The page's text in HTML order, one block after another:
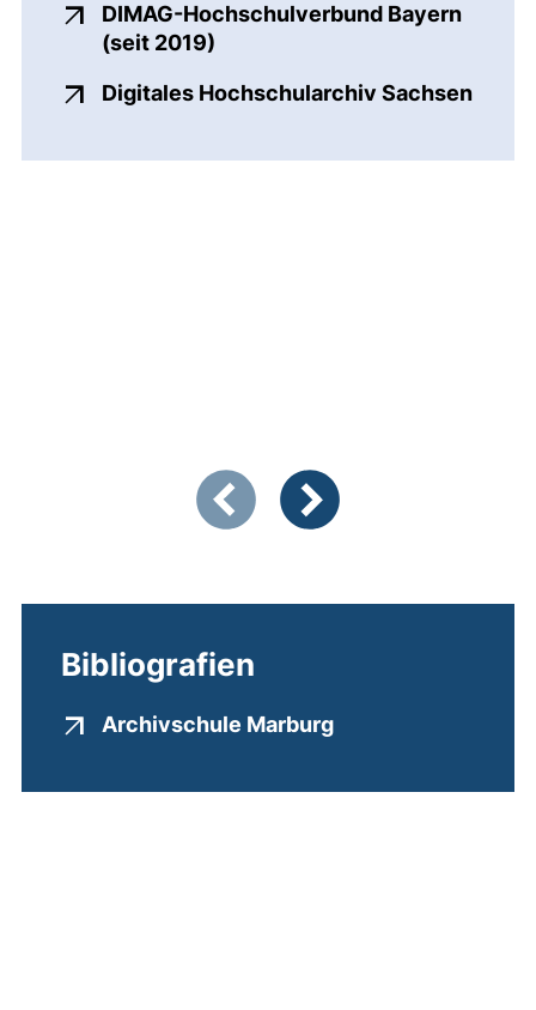
DIMAG-Hochschulverbund Bayern
(seit 2019)
Digitales Hochschularchiv Sachsen
Zeigt Folie 1 von 3
Bibliografien
Archivschule Marburg(externer Link,